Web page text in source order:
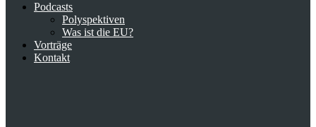
Podcasts
Polyspektiven
Was ist die EU?
Vorträge
Kontakt